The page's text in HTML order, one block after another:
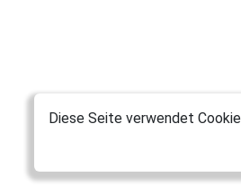
Diese Seite verwendet